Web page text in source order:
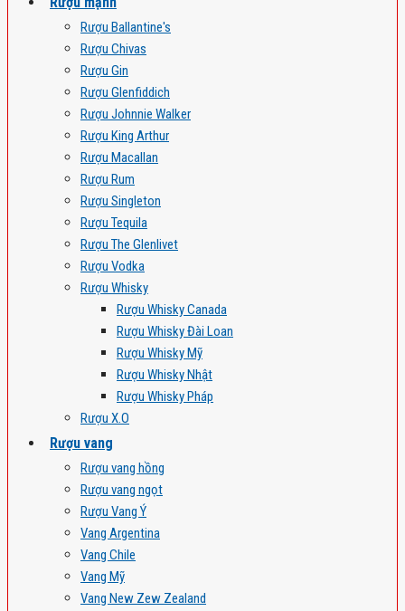
Rượu Ballantine's
Rượu Chivas
Rượu Gin
Rượu Glenfiddich
Rượu Johnnie Walker
Rượu King Arthur
Rượu Macallan
Rượu Rum
Rượu Singleton
Rượu Tequila
Rượu The Glenlivet
Rượu Vodka
Rượu Whisky
Rượu Whisky Canada
Rượu Whisky Đài Loan
Rượu Whisky Mỹ
Rượu Whisky Nhật
Rượu Whisky Pháp
Rượu X.O
Rượu vang
Rượu vang hồng
Rượu vang ngọt
Rượu Vang Ý
Vang Argentina
Vang Chile
Vang Mỹ
Vang New Zew Zealand